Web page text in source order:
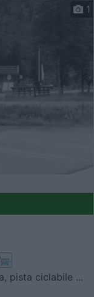
1
pista ciclabile ...